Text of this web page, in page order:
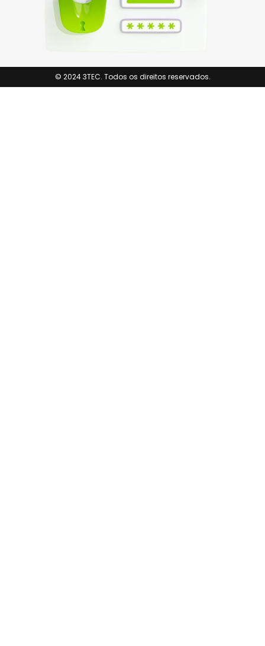
© 2024 3TEC. Todos os direitos reservados.